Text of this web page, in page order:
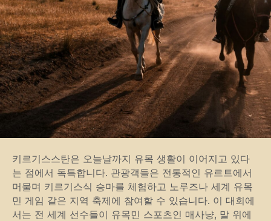
키르기스스탄은 오늘날까지 유목 생활이 이어지고 있다
는 점에서 독특합니다. 관광객들은 전통적인 유르트에서
머물며 키르기스식 승마를 체험하고 노루즈나 세계 유목
민 게임 같은 지역 축제에 참여할 수 있습니다. 이 대회에
서는 전 세계 선수들이 유목민 스포츠인 매사냥, 말 위에